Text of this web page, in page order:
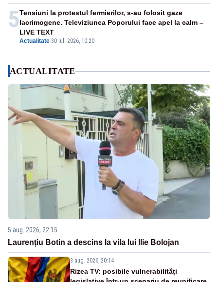
5
Actualitate-30 iul. 2026, 10:20
Tensiuni la protestul fermierilor, s-au folosit gaze
lacrimogene. Televiziunea Poporului face apel la calm –
LIVE TEXT
ACTUALITATE
5 aug. 2026, 22:15
Laurențiu Botin a descins la vila lui Ilie Bolojan
3 aug. 2026, 20:14
Rizea TV: posibile vulnerabilități